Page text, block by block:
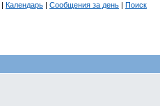
| Календарь | Сообщения за день | Поиск